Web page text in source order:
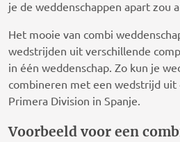
je de weddenschappen apart zou
Het mooie van combi
wedstrijden uit verschillende
in één weddenschap. Zo kun je
combineren met een wedstrijd uit
Primera Division in Spanje.
Voorbeeld voor een